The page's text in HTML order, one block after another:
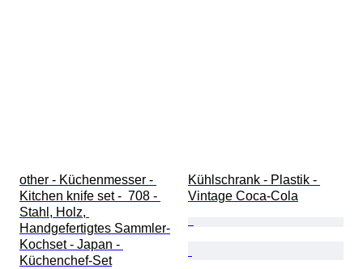
other - Küchenmesser -
Kitchen knife set -  708 -
Stahl, Holz,
Handgefertigtes Sammler-
Kochset - Japan -
Küchenchef-Set
Kühlschrank - Plastik -
Vintage Coca-Cola